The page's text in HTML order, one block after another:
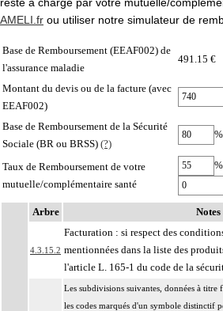
AMELI.fr ou utiliser notre simulateur de
Base de Remboursement (EEAF002) de
l'assurance maladie
491.15 €
Montant du devis ou de la facture (avec
EEAF002)
Base de Remboursement de la Sécurité
Sociale (BR ou BRSS) (?)
%
Taux de Remboursement de votre
mutuelle/complémentaire santé
Arbre Notes
4.3.15.2
Facturation : si respect des
mentionnées dans la liste des
l'article L. 165-1 du code de la
Les subdivisions suivantes, données à
les codes marqués d'un symbole distinctif